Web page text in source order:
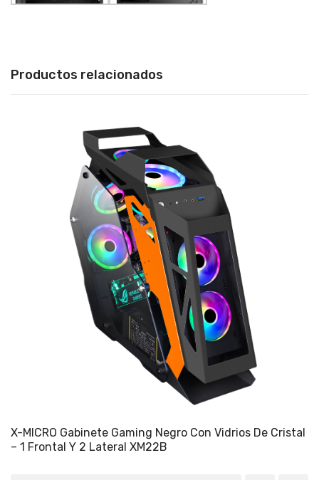
Productos relacionados
X-MICRO Gabinete Gaming Negro Con Vidrios De Cristal
– 1 Frontal Y 2 Lateral XM22B